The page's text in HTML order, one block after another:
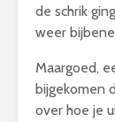
de schrik
weer
Maargoed,
bijgekomen
over hoe je